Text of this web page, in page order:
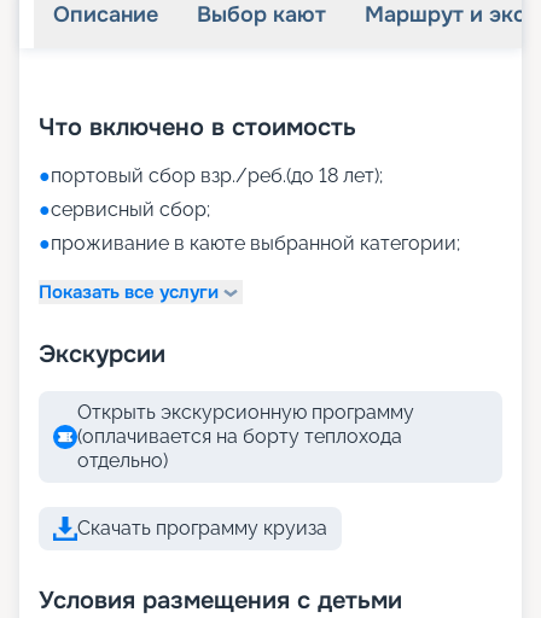
Описание Выбор кают Маршрут и
Что включено в стоимость
●портовый сбор взр./реб.(до 18 лет);
●сервисный сбор;
●проживание в каюте выбранной категории;
Показать все услуги
Экскурсии
Открыть экскурсионную программу
(оплачивается на борту теплохода
отдельно)
Скачать программу круиза
Условия размещения с детьми